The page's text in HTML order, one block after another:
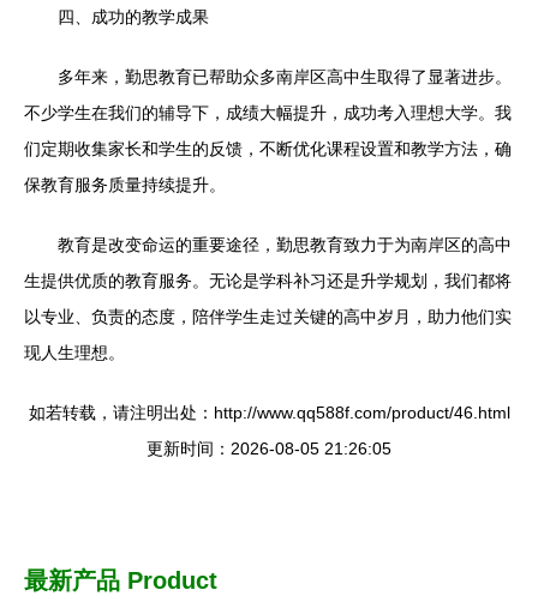
四、成功的教学成果
多年来，勤思教育已帮助众多南岸区高中生取得了显著进步。
不少学生在我们的辅导下，成绩大幅提升，成功考入理想大学。我
们定期收集家长和学生的反馈，不断优化课程设置和教学方法，确
保教育服务质量持续提升。
教育是改变命运的重要途径，勤思教育致力于为南岸区的高中
生提供优质的教育服务。无论是学科补习还是升学规划，我们都将
以专业、负责的态度，陪伴学生走过关键的高中岁月，助力他们实
现人生理想。
如若转载，请注明出处：http://www.qq588f.com/product/46.html
更新时间：2026-08-05 21:26:05
最新产品 Product